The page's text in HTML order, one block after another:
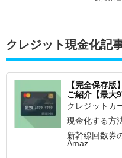
クレジット現金化記
【完全保存
ご紹介【最大
クレジットカ
現金化する方
新幹線回数券
Amaz…